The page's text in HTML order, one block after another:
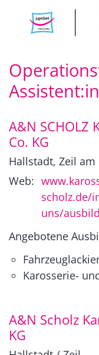
Zum Inhalt springen
Assistent:in
A&N SCHOLZ
Co. KG
Hallstadt, Zeil am
Web:
scholz.de/
uns/
Angebotene
Karosserie-
A&N Scholz
KG